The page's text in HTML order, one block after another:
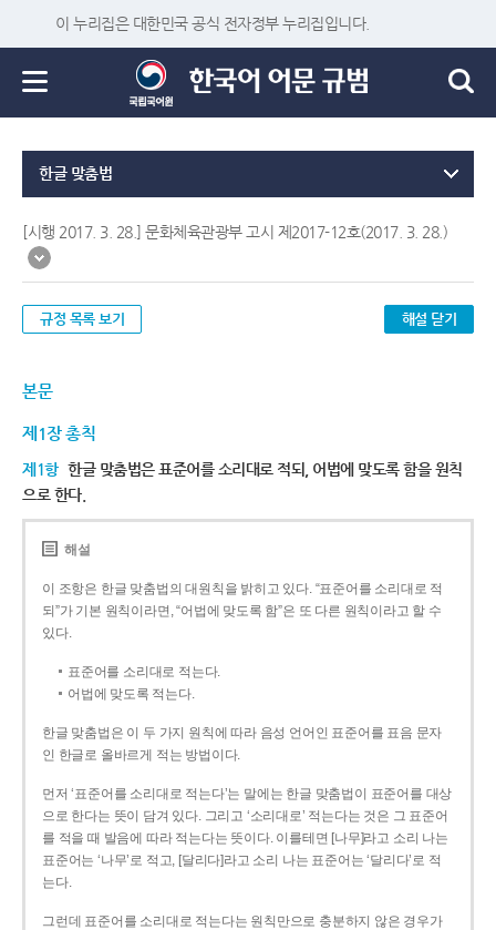
이 누리집은 대한민국 공식 전자정부 누리집입니다.
한글 맞춤법
[시행 2017. 3. 28.] 문화체육관광부 고시 제2017-12호(2017. 3. 28.)
규정 목록 보기 해설 닫기
본문
제1장 총칙
제1항 한글 맞춤법은 표준어를 소리대로 적되, 어법에 맞도록 함을 원칙
으로 한다.
해설
이 조항은 한글 맞춤법의 대원칙을 밝히고 있다. “표준어를 소리대로 적
되”가 기본 원칙이라면, “어법에 맞도록 함”은 또 다른 원칙이라고 할 수
있다.
표준어를 소리대로 적는다.
어법에 맞도록 적는다.
한글 맞춤법은 이 두 가지 원칙에 따라 음성 언어인 표준어를 표음 문자
인 한글로 올바르게 적는 방법이다.
먼저 ‘표준어를 소리대로 적는다’는 말에는 한글 맞춤법이 표준어를 대상
으로 한다는 뜻이 담겨 있다. 그리고 ‘소리대로’ 적는다는 것은 그 표준어
를 적을 때 발음에 따라 적는다는 뜻이다. 이를테면 [나무]라고 소리 나는
표준어는 ‘나무’로 적고, [달리다]라고 소리 나는 표준어는 ‘달리다’로 적
는다.
그런데 표준어를 소리대로 적는다는 원칙만으로 충분하지 않은 경우가